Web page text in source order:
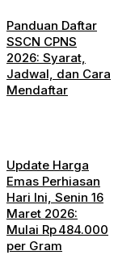
Panduan Daftar
SSCN CPNS
2026: Syarat,
Jadwal, dan Cara
Mendaftar
Update Harga
Emas Perhiasan
Hari Ini, Senin 16
Maret 2026:
Mulai Rp 484.000
per Gram